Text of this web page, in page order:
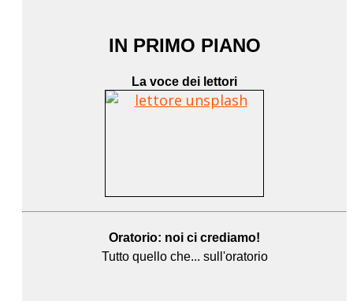
IN PRIMO PIANO
La voce dei lettori
Oratorio: noi ci crediamo!
Tutto quello che... sull'oratorio